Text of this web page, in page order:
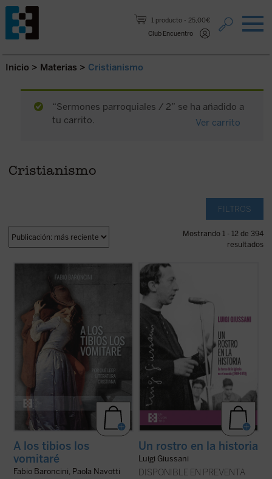
1 producto
25,00€
Club Encuentro
Saltar al contenido.
Inicio > Materias > Cristianismo
“Sermones parroquiales / 2” se ha añadido a
tu carrito.
Ver carrito
Cristianismo
FILTROS
Mostrando 1 - 12 de 394
resultados
Mis lecturas
, este libro reúne
y sintetiza las introducciones a la lectura
con las que Baroncini encendía en los
chavales una pasión literaria y también
comunicaba un método de ...
A los tibios los
vomitaré
Fabio Baroncini, Paola Navotti
En estas conferencias, la voz profética de
Luigi Giussani es capaz de señalar, incluso
en ese momento histórico convulso entre
1969 y 1970, un camino de esperanza y
verdad para el hombre contemporáneo.
rostro en la historia
Un rostro en la historia
Luigi Giussani
DISPONIBLE EN PREVENTA